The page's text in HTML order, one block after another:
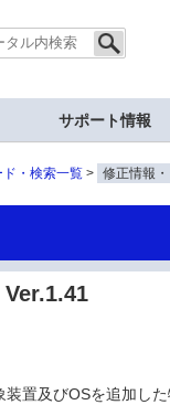
サポート情報
・検索一覧 修正情報
置及びOSを追加した